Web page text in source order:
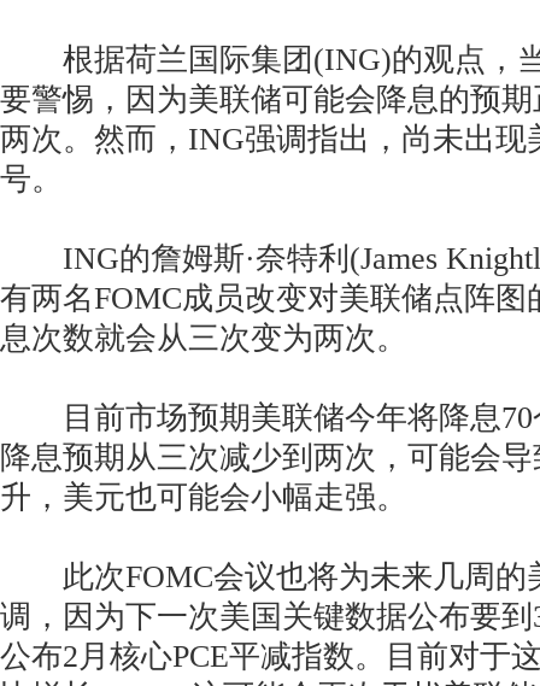
根据荷兰国际集团(ING)的观点，
要警惕，因为美联储可能会降息的预
两次。然而，ING强调指出，尚未出现
号。
ING的詹姆斯·奈特利(James
有两名FOMC成员改变对美联储点阵
息次数就会从三次变为两次。
目前市场预期美联储今年将降息70
降息预期从三次减少到两次，可能会
升，美元也可能会小幅走强。
此次FOMC会议也将为未来几周的
调，因为下一次美国关键数据公布要
公布2月核心PCE平减指数。目前对于